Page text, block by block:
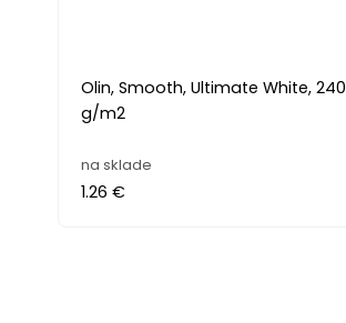
Olin, Smooth, Ultimate White, 240
g/m2
na sklade
1.26 €